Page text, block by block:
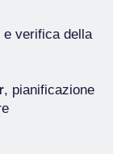
e verifica della
, pianificazione